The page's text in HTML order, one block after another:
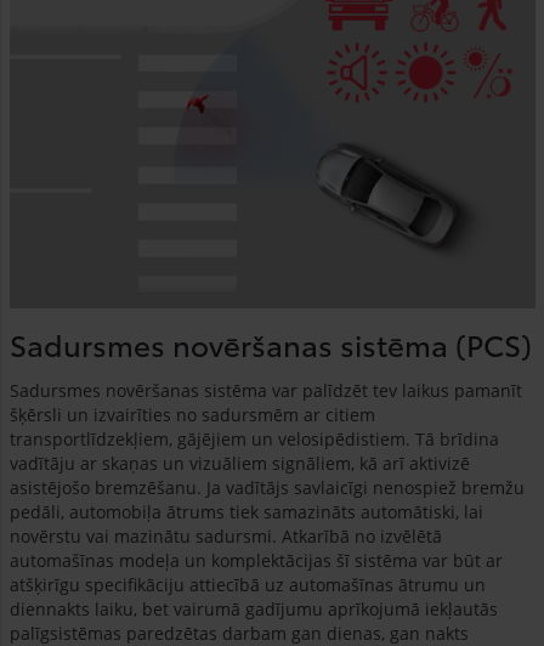
Sadursmes novēršanas sistēma (PCS)
Sadursmes novēršanas sistēma var palīdzēt tev laikus pamanīt
šķērsli un izvairīties no sadursmēm ar citiem
transportlīdzekļiem, gājējiem un velosipēdistiem. Tā brīdina
vadītāju ar skaņas un vizuāliem signāliem, kā arī aktivizē
asistējošo bremzēšanu. Ja vadītājs savlaicīgi nenospiež bremžu
pedāli, automobiļa ātrums tiek samazināts automātiski, lai
novērstu vai mazinātu sadursmi. Atkarībā no izvēlētā
automašīnas modeļa un komplektācijas šī sistēma var būt ar
atšķirīgu specifikāciju attiecībā uz automašīnas ātrumu un
diennakts laiku, bet vairumā gadījumu aprīkojumā iekļautās
palīgsistēmas paredzētas darbam gan dienas, gan nakts